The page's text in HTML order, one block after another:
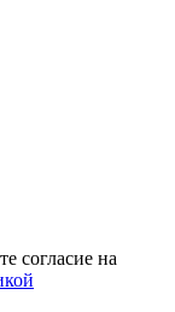
согласие на